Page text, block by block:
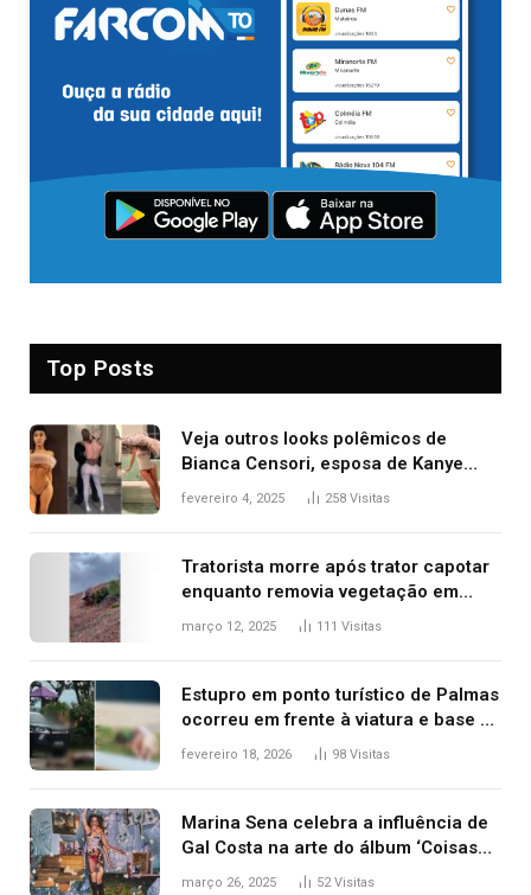
Top Posts
Veja outros looks polêmicos de
Bianca Censori, esposa de Kanye
West que apareceu nua no Grammy
fevereiro 4, 2025 258 Visitas
Tratorista morre após trator capotar
enquanto removia vegetação em
ribanceira de rodovia
março 12, 2025 111 Visitas
Estupro em ponto turístico de Palmas
ocorreu em frente à viatura e base de
segurança; polícia investiga
fevereiro 18, 2026 98 Visitas
Marina Sena celebra a influência de
Gal Costa na arte do álbum ‘Coisas
naturais’
março 26, 2025 52Visitas